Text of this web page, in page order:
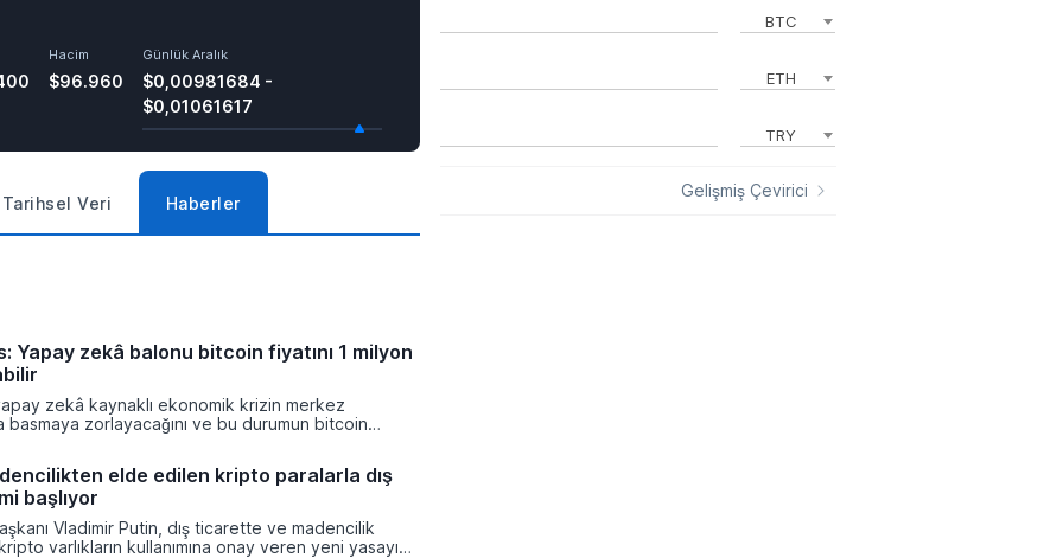
Hacim
$96.960
Günlük Aralık
$0,00981684 -
$0,01061617
Tarihsel Veri Haberler
Yapay zekâ balonu bitcoin fiyatını 1 milyon
zekâ kaynaklı ekonomik krizin merkez
basmaya zorlayacağını ve bu durumun bitcoin
kredi krizinin küresel likidite artışına yol
ve bitcoinin bu süreçte en hızlı tepki veren varlık
elde edilen kripto paralarla dış
başlıyor
Vladimir Putin, dış ticarette ve madencilik
varlıkların kullanımına onay veren yeni yasayı
BTC
ETH
TRY
Gelişmiş Çevirici